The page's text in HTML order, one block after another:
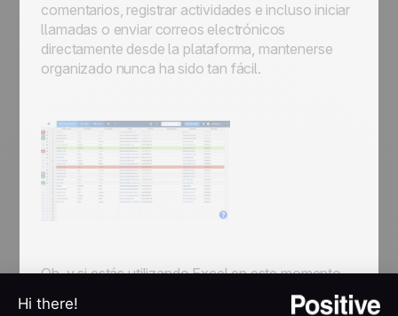
comentarios, registrar actividades e incluso iniciar
llamadas o enviar correos electrónicos
directamente desde la plataforma, mantenerse
organizado nunca ha sido tan fácil.
Oh, y si estás utilizando Excel en este momento,
no temas. Importar tus leads existentes a noCRM
es un proceso sencillo. Echa un vistazo a nuestro